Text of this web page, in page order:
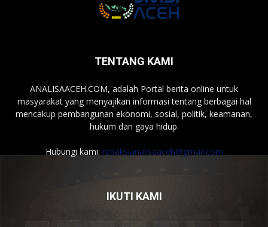
TENTANG KAMI
ANALISAACEH.COM, adalah Portal berita online untuk
masyarakat yang menyajikan informasi tentang berbagai hal
mencakup pembangunan ekonomi, sosial, politik, keamanan,
hukum dan gaya hidup.
Hubungi kami: redaksianalisaaceh@gmail.com
IKUTI KAMI